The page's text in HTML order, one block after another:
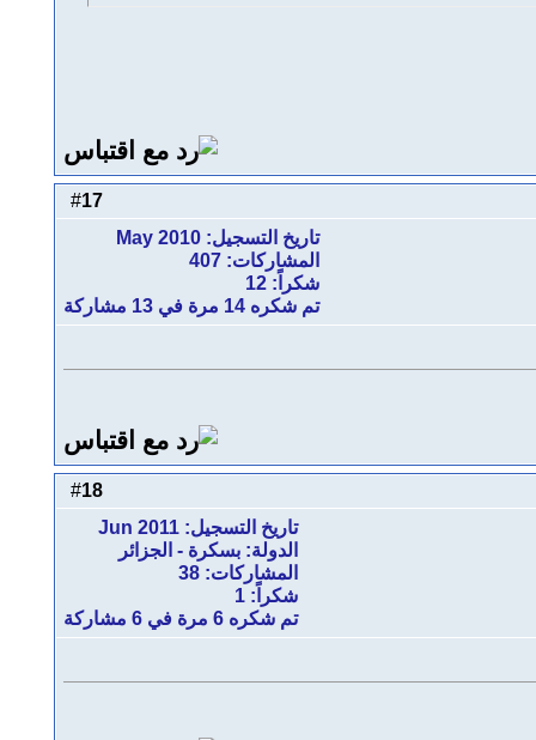
17
تاريخ التسجيل: May 2010
المشاركات: 407
شكراً: 12
تم شكره 14 مرة في 13 مشاركة
18
تاريخ التسجيل: Jun 2011
الدولة: بسكرة - الجزائر
المشاركات: 38
شكراً: 1
تم شكره 6 مرة في 6 مشاركة